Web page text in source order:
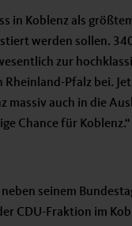
in Koblenz als
werden sollen.
zur
Pfalz bei.
massiv auch in die
Chance für Koblenz.“
neben seinem
CDU-Fraktion im